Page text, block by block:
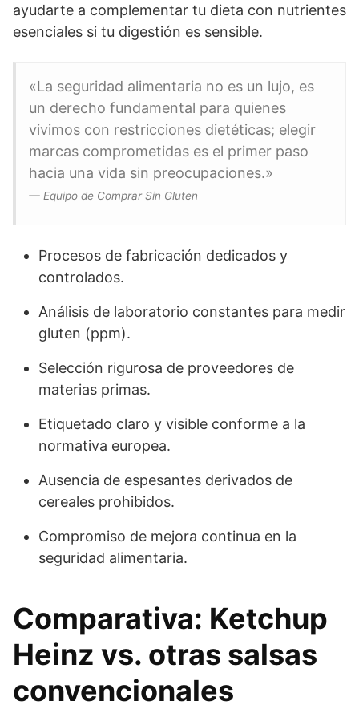
ayudarte a complementar tu dieta con nutrientes
esenciales si tu digestión es sensible.
«La seguridad alimentaria no es un lujo, es
un derecho fundamental para quienes
vivimos con restricciones dietéticas; elegir
marcas comprometidas es el primer paso
hacia una vida sin preocupaciones.»
— Equipo de Comprar Sin Gluten
Procesos de fabricación dedicados y
controlados.
Análisis de laboratorio constantes para medir
gluten (ppm).
Selección rigurosa de proveedores de
materias primas.
Etiquetado claro y visible conforme a la
normativa europea.
Ausencia de espesantes derivados de
cereales prohibidos.
Compromiso de mejora continua en la
seguridad alimentaria.
Comparativa: Ketchup
Heinz vs. otras salsas
convencionales